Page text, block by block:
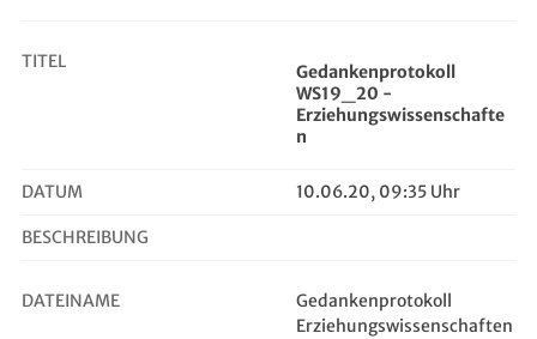
TITEL
Gedankenprotokoll
WS19_20 -
Erziehungswissenschafte
n
DATUM 10.06.20, 09:35 Uhr
BESCHREIBUNG
DATEINAME
Gedankenprotokoll
Erziehungswissenschaften